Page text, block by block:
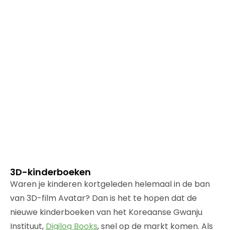
3D-kinderboeken
Waren je kinderen kortgeleden helemaal in de ban
van 3D-film Avatar? Dan is het te hopen dat de
nieuwe kinderboeken van het Koreaanse Gwanju
Instituut, Digilog Books, snel op de markt komen. Als